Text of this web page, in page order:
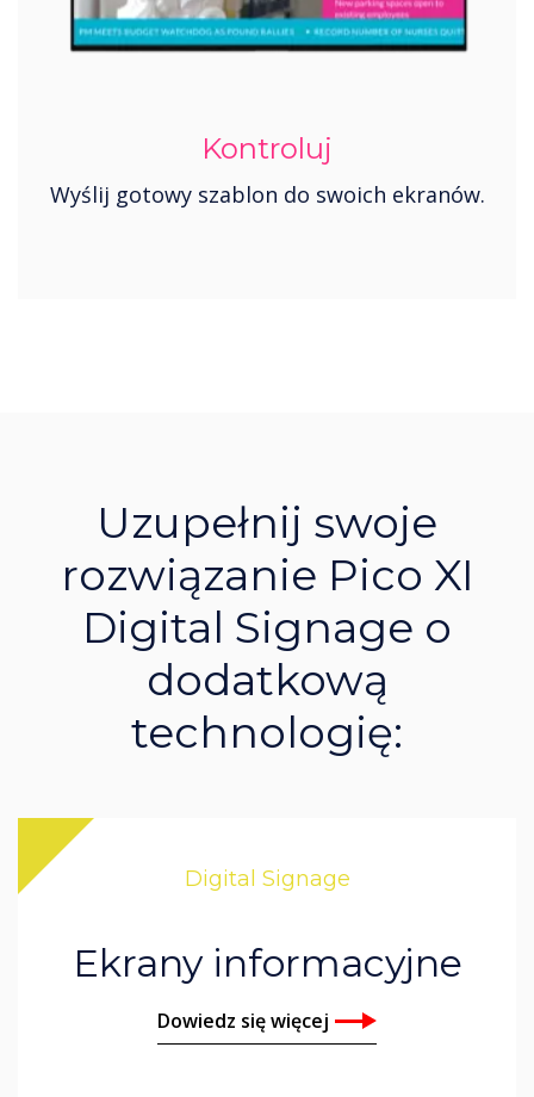
Kontroluj
Wyślij gotowy szablon do swoich ekranów.
Uzupełnij swoje
rozwiązanie Pico XI
Digital Signage o
dodatkową
technologię:
Digital Signage
Ekrany informacyjne
Dowiedz się więcej